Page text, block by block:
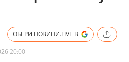
ОБЕРИ НОВИНИ.LIVE В
20:00